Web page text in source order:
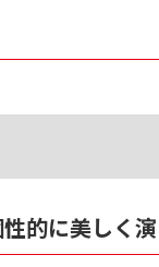
的に美しく